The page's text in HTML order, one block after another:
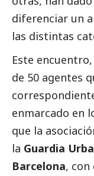
diferenciar un
las distintas
Este
de 50 agentes
enmarcado en
que la
la Guardia
Barcelona, con